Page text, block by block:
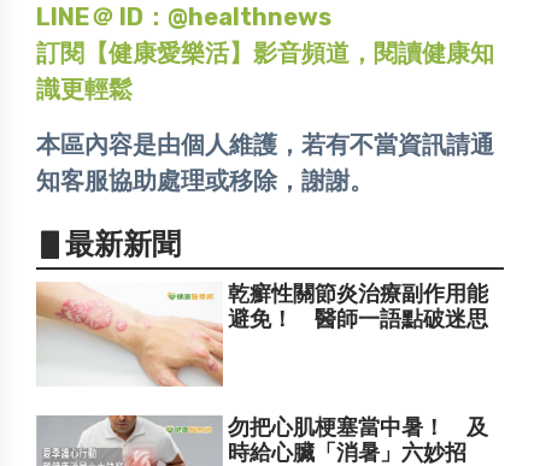
LINE＠ ID：@healthnews
訂閱【健康愛樂活】影音頻道，閱讀健康知
識更輕鬆
本區內容是由個人維護，若有不當資訊請通
知客服協助處理或移除，謝謝。
▋最新新聞
乾癬性關節炎治療副作用能
避免！ 醫師一語點破迷思
勿把心肌梗塞當中暑！ 及
時給心臟「消暑」六妙招